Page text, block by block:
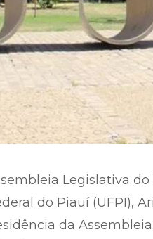
Legislativa
do Piauí (UFPI),
da